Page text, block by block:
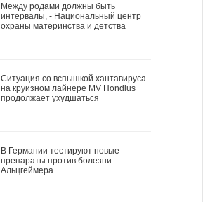
Между родами должны быть
интервалы, - Национальный центр
охраны материнства и детства
Ситуация со вспышкой хантавируса
на круизном лайнере MV Hondius
продолжает ухудшаться
В Германии тестируют новые
препараты против болезни
Альцгеймера